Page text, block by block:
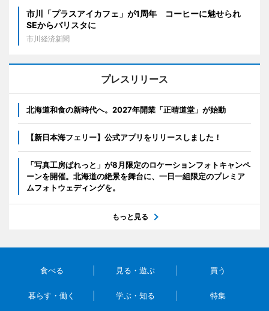
市川「プラスアイカフェ」が1周年 コーヒーに魅せられ
SEからバリスタに
市川経済新聞
プレスリリース
北海道和食の新時代へ。2027年開業「正晴道堂」が始動
【新日本海フェリー】公式アプリをリリースしました！
「写真工房ぱれっと」が8月限定のロケーションフォトキャンペ
ーンを開催。北海道の絶景を舞台に、一日一組限定のプレミア
ムフォトウェディングを。
もっと見る
食べる 見る・遊ぶ 買う
暮らす・働く 学ぶ・知る 特集